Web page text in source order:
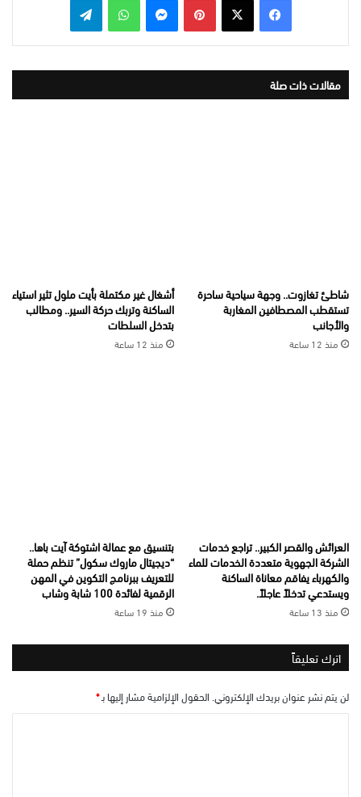
مقالات ذات صلة
شاطئ تغازوت.. وجهة سياحية ساحرة
تستقطب المصطافين المغاربة
والأجانب
منذ 12 ساعة
أشغال غير مكتملة بأيت ملول تثير استياء
الساكنة وتربك حركة السير.. ومطالب
بتدخل السلطات
منذ 12 ساعة
العرائش والقصر الكبير.. تراجع خدمات
الشركة الجهوية متعددة الخدمات للماء
والكهرباء يفاقم معاناة الساكنة
ويستدعي تدخلاً عاجلاً.
منذ 13 ساعة
بتنسيق مع عمالة اشتوكة آيت باها..
“ديجيتال ماروك سكول” تنظم حملة
للتعريف ببرنامج التكوين في المهن
الرقمية لفائدة 100 شابة وشاب
منذ 19 ساعة
اترك تعليقاً
لن يتم نشر عنوان بريدك الإلكتروني. الحقول الإلزامية مشار إليها بـ*